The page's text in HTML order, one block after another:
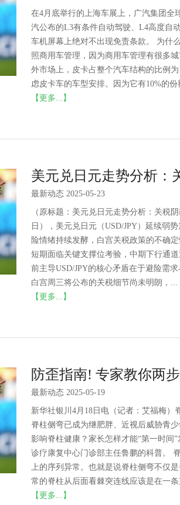
在4月底举行的上海车展上，广汽集团全
汽公布的L3有条件自动驾驶、L4高度自
车机屏幕上绝对不出现免责条款。 为什
照商用车管理，因为商用车管理有很多
外市场上，皮卡占整个汽车结构的比例
虑皮卡车的车型安排。因为它有10%的
【更多...】
美元兑日元走势分析：
最新动态 2025-05-23
（原标题：美元兑日元走势分析：关税
日），美元兑日元（USD/JPY）延续弱
险情绪持续发酵，白宫关税政策的不确
短期面临关键支撑位考验，中期下行通
前主导USD/JPY的核心矛盾在于避险需
白宫周三将公布的关税细节尚未明朗，...
【更多...】
防歪指南! 专家教你两
最新动态 2025-05-19
新华社银川4月18日电（记者：艾福梅）
脊柱侧弯已成为继肥胖、近视后威胁青
影响脊柱健康？家长怎样才能“第一时间
诊疗康复中心门诊部主任鲁鹏的科普。
上的序列异常。也就是说脊柱侧弯不仅
常的脊柱从后面看棘突连线应该是在一
【更多...】